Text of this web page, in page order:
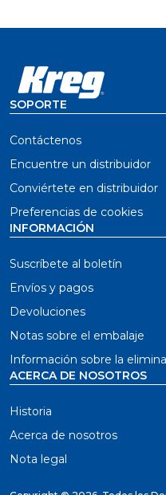
SOPORTE
Contáctenos
Encuentre un distribuidor
Conviértete en distribuidor
Preferencias de cookies
INFORMACIÓN
Suscríbete al boletín
Envíos y pagos
Devoluciones
Notas sobre el embalaje
Información sobre la
ACERCA DE NOSOTROS
Historia
Acerca de nosotros
Nota legal